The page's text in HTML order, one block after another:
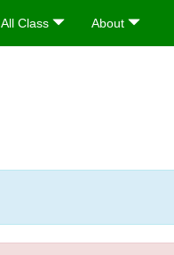
All Class About